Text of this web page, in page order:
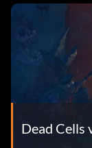
Dead Cells